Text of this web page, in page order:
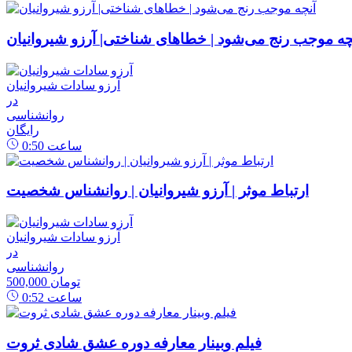
موجب رنج می‌شود | خطاهای شناختی| آرزو شیروانیان
آرزو سادات شیروانیان
در
روانشناسی
رایگان
0:50 ساعت
ارتباط موثر | آرزو شیروانیان | روانشناس شخصیت
آرزو سادات شیروانیان
در
روانشناسی
500,000 تومان
0:52 ساعت
فیلم وبینار معارفه دوره عشق شادی ثروت